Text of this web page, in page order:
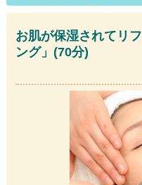
お肌が保湿されてリ
ング」(70分)